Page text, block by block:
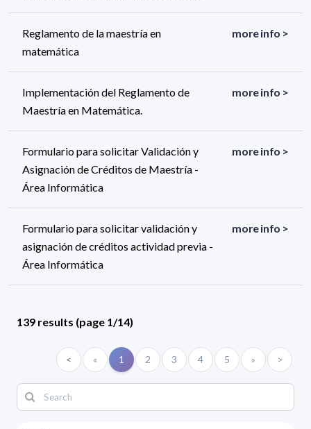
Reglamento de la maestría en
matemática
more info >
Implementación del Reglamento de
Maestría en Matemática.
more info >
Formulario para solicitar Validación y
Asignación de Créditos de Maestría -
Área Informática
more info >
Formulario para solicitar validación y
asignación de créditos actividad previa -
Área Informática
more info >
139 results (page 1/14)
< « 1 2 3 4 5 » >